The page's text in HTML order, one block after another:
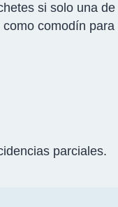
si solo una de
como comodín para
parciales.